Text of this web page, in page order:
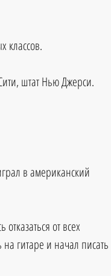
классов.
штат Нью Джерси.
в американский
от всех
гитаре и начал писать